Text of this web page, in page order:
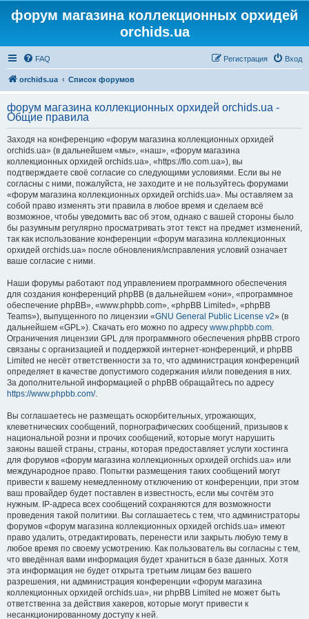
форум магазина коллекционных орхидей
orchids.ua
FAQ Вход
Регистрация
orchids.ua Список форумов
форум магазина коллекционных орхидей orchids.ua -
Общие правила
Заходя на конференцию «форум магазина коллекционных орхидей
orchids.ua» (в дальнейшем «мы», «наш», «форум магазина
коллекционных орхидей orchids.ua», «https://flo.com.ua»), вы
подтверждаете своё согласие со следующими условиями. Если вы не
согласны с ними, пожалуйста, не заходите и не пользуйтесь форумами
«форум магазина коллекционных орхидей orchids.ua». Мы оставляем за
собой право изменять эти правила в любое время и сделаем всё
возможное, чтобы уведомить вас об этом, однако с вашей стороны было
бы разумным регулярно просматривать этот текст на предмет изменений,
так как использование конференции «форум магазина коллекционных
орхидей orchids.ua» после обновления/исправления условий означает
ваше согласие с ними.
Наши форумы работают под управлением программного обеспечения
для создания конференций phpBB (в дальнейшем «они», «программное
обеспечение phpBB», «www.phpbb.com», «phpBB Limited», «phpBB
Teams»), выпущенного по лицензии «GNU General Public License v2» (в
дальнейшем «GPL»). Скачать его можно по адресу www.phpbb.com.
Ограничения лицензии GPL для программного обеспечения phpBB строго
связаны с организацией и поддержкой интернет-конференций, и phpBB
Limited не несёт ответственности за то, что администрация конференций
определяет в качестве допустимого содержания и/или поведения в них.
За дополнительной информацией о phpBB обращайтесь по адресу
https://www.phpbb.com/.
Вы соглашаетесь не размещать оскорбительных, угрожающих,
клеветнических сообщений, порнографических сообщений, призывов к
национальной розни и прочих сообщений, которые могут нарушить
законы вашей страны, страны, которая предоставляет услуги хостинга
для форумов «форум магазина коллекционных орхидей orchids.ua» или
международное право. Попытки размещения таких сообщений могут
привести к вашему немедленному отключению от конференции, при этом
ваш провайдер будет поставлен в известность, если мы сочтём это
нужным. IP-адреса всех сообщений сохраняются для возможности
проведения такой политики. Вы соглашаетесь с тем, что администраторы
форумов «форум магазина коллекционных орхидей orchids.ua» имеют
право удалить, отредактировать, перенести или закрыть любую тему в
любое время по своему усмотрению. Как пользователь вы согласны с тем,
что введённая вами информация будет храниться в базе данных. Хотя
эта информация не будет открыта третьим лицам без вашего
разрешения, ни администрация конференции «форум магазина
коллекционных орхидей orchids.ua», ни phpBB Limited не может быть
ответственна за действия хакеров, которые могут привести к
несанкционированному доступу к ней.